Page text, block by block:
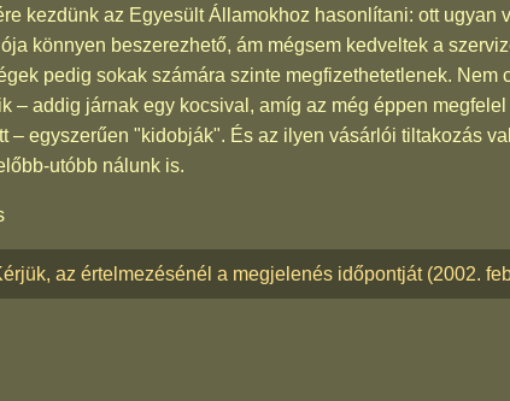
kezdünk az Egyesült Államokhoz hasonlítani: ott ugyan
könnyen beszerezhető, ám mégsem kedveltek a
pedig sokak számára szinte megfizethetetlenek.
– addig járnak egy kocsival, amíg az még éppen
– egyszerűen "kidobják". És az ilyen vásárlói tiltakozás
utóbb nálunk is.
az értelmezésénél a megjelenés időpontját (2002.